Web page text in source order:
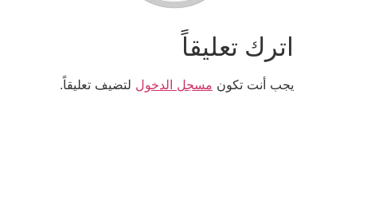
اترك تعليقاً
يجب أنت تكون مسجل الدخول لتضيف تعليقاً.